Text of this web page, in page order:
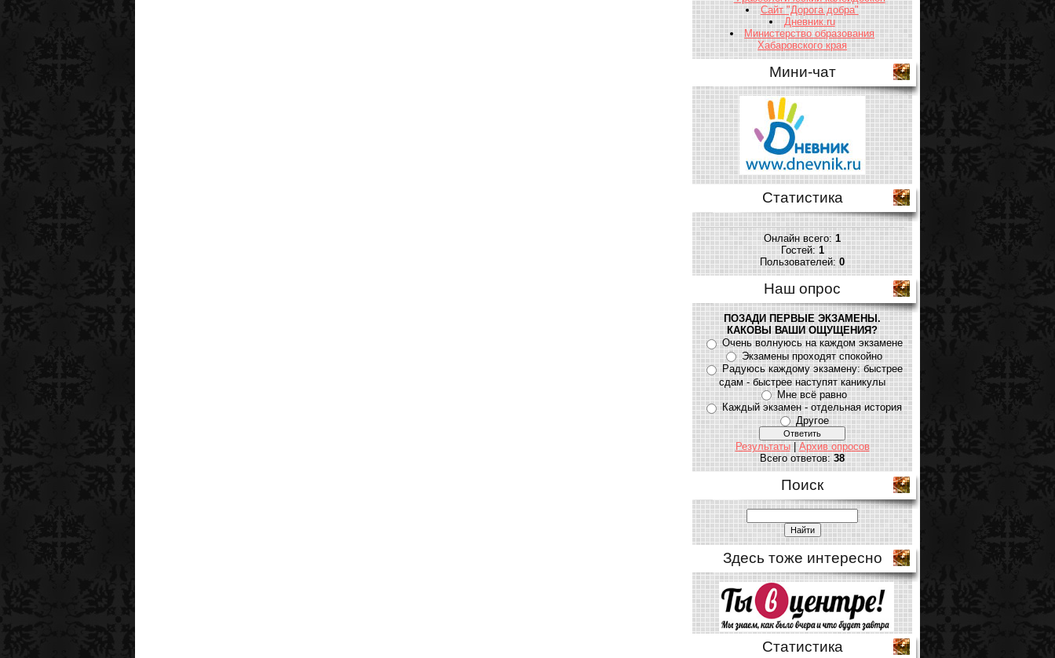
Сайт "Дорога добра"
Дневник.ru
Министерство образования
Хабаровского края
Мини-чат
Статистика
Онлайн всего:1
Гостей:1
Пользователей:0
Наш опрос
ПОЗАДИ ПЕРВЫЕ ЭКЗАМЕНЫ.
КАКОВЫ ВАШИ ОЩУЩЕНИЯ?
Очень волнуюсь на каждом экзамене
Экзамены проходят спокойно
Радуюсь каждому экзамену: быстрее
сдам - быстрее наступят каникулы
Мне всё равно
Каждый экзамен - отдельная история
Другое
Результаты|Архив опросов
Всего ответов:38
Поиск
Здесь тоже интересно
Статистика